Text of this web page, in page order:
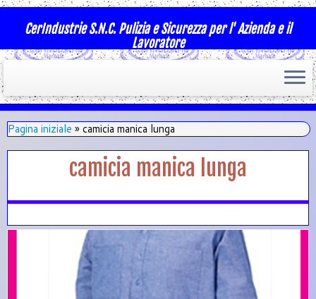
CerIndustrie S.N.C. Pulizia e Sicurezza per l' Azienda e il
Lavoratore
Pagina iniziale » camicia manica lunga
camicia manica lunga